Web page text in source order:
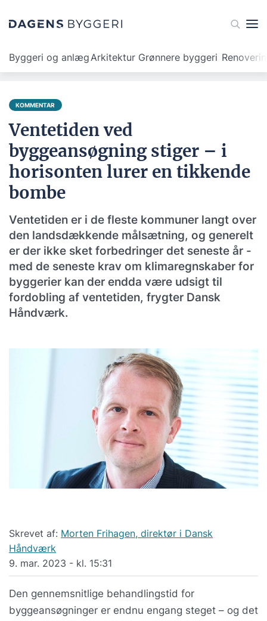
Byggeri og anlægArkitektur Grønnere byggeri
KOMMENTAR
Ventetiden ved
byggeansøgning stiger – i
horisonten lurer en tikkende
bombe
Ventetiden er i de fleste kommuner langt over
den landsdækkende målsætning, og generelt
er der ikke sket forbedringer det seneste år -
med de seneste krav om klimaregnskaber for
byggerier kan der endda være udsigt til
fordobling af ventetiden, frygter Dansk
Håndværk.
Skrevet af: Morten Frihagen, direktør i Dansk
Håndværk
9. mar. 2023 - kl. 15:31
Den gennemsnitlige behandlingstid for
byggeansøgninger er endnu engang steget – og det